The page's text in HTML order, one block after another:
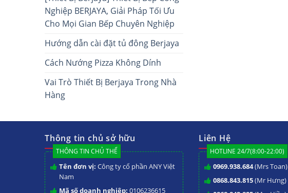
Nghiệp BERJAYA, Giải Pháp Tối Ưu
Cho Mọi Gian Bếp Chuyên Nghiệp
Hướng dẫn cài đặt tủ đông Berjaya
Cách Nướng Pizza Không Dính
Vai Trò Thiết Bị Berjaya Trong Nhà
Hàng
Thông tin chủ sở hữu
THÔNG TIN CHỦ THỂ
Tên đơn vị: Công ty cổ phần ANY Việt
Nam
Mã số doanh nghiệp: 0106236615
Liên Hệ
HOTLINE 24/7(8:00-22:00)
0969.938.684(Mrs Toan)
0868.843.815(Mr Hưng)